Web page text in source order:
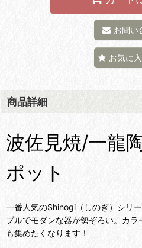
お問い
お気に
商品詳細
波佐見焼/一龍
ポット
一番人気のShinogi（しのぎ）シリ
プルでモダンな器が勢ぞろい。カ
も集めたくなります！